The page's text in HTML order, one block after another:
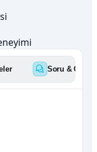
Soru & Cevap